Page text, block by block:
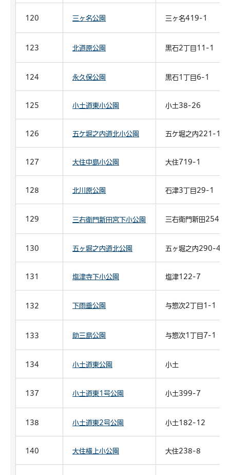
120 三ヶ名公園 三ヶ名419-1
123 北道原公園 黒石2丁目11-1
124 永久保公園 黒石1丁目6-1
125 小土道東小公園 小土38-26
126 五ケ堀之内道北小公園 五ケ堀之内221-17
127 大住中島小公園 大住719-1
128 北川原公園 石津3丁目29-1
129 三右衛門新田宮下小公園 三右衛門新田254-
130 五ヶ堀之内道北公園 五ヶ堀之内290-4
131 塩津寺下小公園 塩津122-7
132 下雨垂公園 与惣次2丁目1-1
133 助三島公園 与惣次1丁目7-1
134 小土道東公園 小土
137 小土道東1号公園 小土399-7
138 小土道東2号公園 小土182-12
140 大住横上小公園 大住238-8